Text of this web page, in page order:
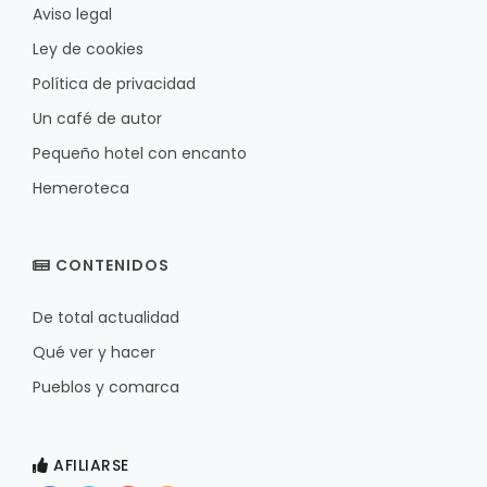
Aviso legal
Ley de cookies
Política de privacidad
Un café de autor
Pequeño hotel con encanto
Hemeroteca
CONTENIDOS
De total actualidad
Qué ver y hacer
Pueblos y comarca
AFILIARSE